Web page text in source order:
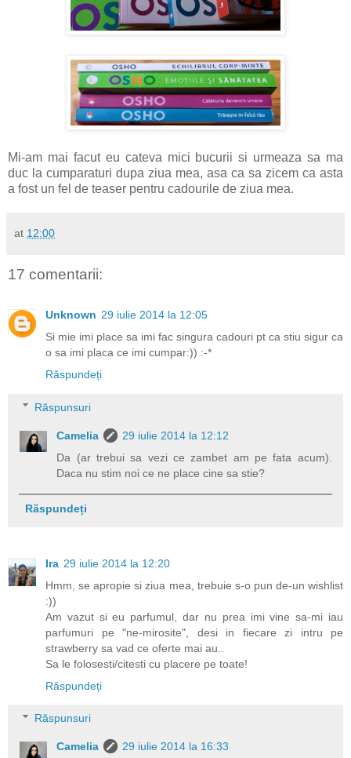
Mi-am mai facut eu cateva mici bucurii si urmeaza sa ma
duc la cumparaturi dupa ziua mea, asa ca sa zicem ca asta
a fost un fel de teaser pentru cadourile de ziua mea.
at 12:00
17 comentarii:
Unknown 29 iulie 2014 la 12:05
Si mie imi place sa imi fac singura cadouri pt ca stiu sigur ca
o sa imi placa ce imi cumpar:)) :-*
Răspundeți
Răspunsuri
Camelia
29 iulie 2014 la 12:12
Da (ar trebui sa vezi ce zambet am pe fata acum).
Daca nu stim noi ce ne place cine sa stie?
Răspundeți
Ira 29 iulie 2014 la 12:20
Hmm, se apropie si ziua mea, trebuie s-o pun de-un wishlist
:))
Am vazut si eu parfumul, dar nu prea imi vine sa-mi iau
parfumuri pe "ne-mirosite", desi in fiecare zi intru pe
strawberry sa vad ce oferte mai au..
Sa le folosesti/citesti cu placere pe toate!
Răspundeți
Răspunsuri
Camelia 29 iulie 2014 la 16:33